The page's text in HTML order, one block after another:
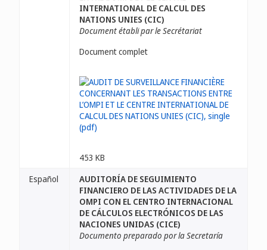
INTERNATIONAL DE CALCUL DES
NATIONS UNIES (CIC)
Document établi par le Secrétariat
Document complet
453 KB
Español
AUDITORÍA DE SEGUIMIENTO
FINANCIERO DE LAS ACTIVIDADES DE LA
OMPI CON EL CENTRO INTERNACIONAL
DE CÁLCULOS ELECTRÓNICOS DE LAS
NACIONES UNIDAS (CICE)
Documento preparado por la Secretaría